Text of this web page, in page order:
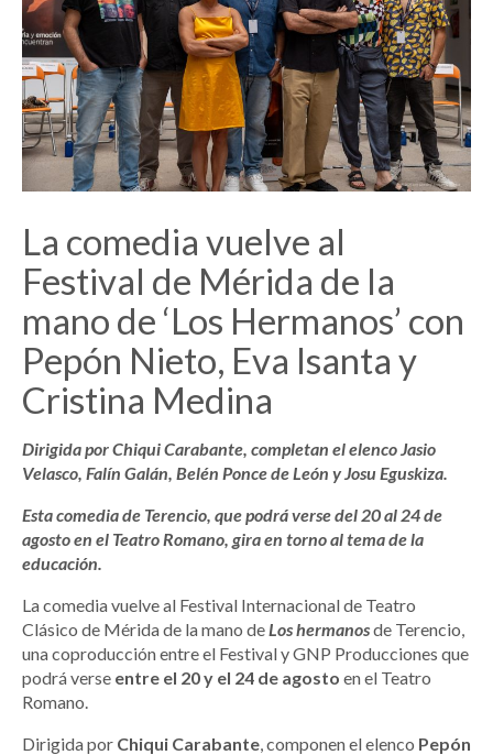
La comedia vuelve al
Festival de Mérida de la
mano de ‘Los Hermanos’ con
Pepón Nieto, Eva Isanta y
Cristina Medina
Dirigida por Chiqui Carabante, completan el elenco Jasio
Velasco, Falín Galán, Belén Ponce de León y Josu Eguskiza.
Esta comedia de Terencio, que podrá verse del 20 al 24 de
agosto en el Teatro Romano, gira en torno al tema de la
educación.
La comedia vuelve al Festival Internacional de Teatro
Clásico de Mérida de la mano de Los hermanosde Terencio,
una coproducción entre el Festival y GNP Producciones que
podrá verse entre el 20 y el 24 de agosto en el Teatro
Romano.
Dirigida por Chiqui Carabante , componen el elenco Pepón